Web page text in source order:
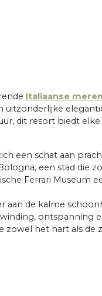
Italiaanse meren
uitzonderlijke
dit resort biedt
een schat aan
een stad die
Ferrari Museum
aan de kalme
ontspanning
zowel het hart als de